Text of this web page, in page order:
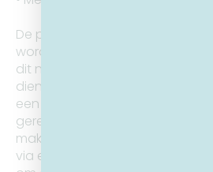
De persoonlijke gegevens die
worden gedeeld met derde
dit noodzakelijk is voor het
diensten die de vereniging
een wettelijke basis of
gerechtvaardigde belangen.
maken wij de nodige
via een